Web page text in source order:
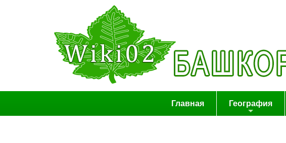
Главная География